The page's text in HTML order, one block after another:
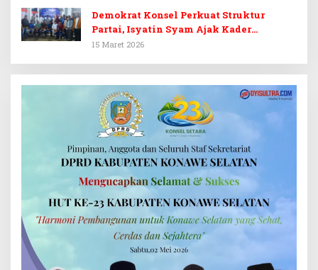
Demokrat Konsel Perkuat Struktur
Partai, Isyatin Syam Ajak Kader
Kembalikan Kejayaan
15 Maret 2026